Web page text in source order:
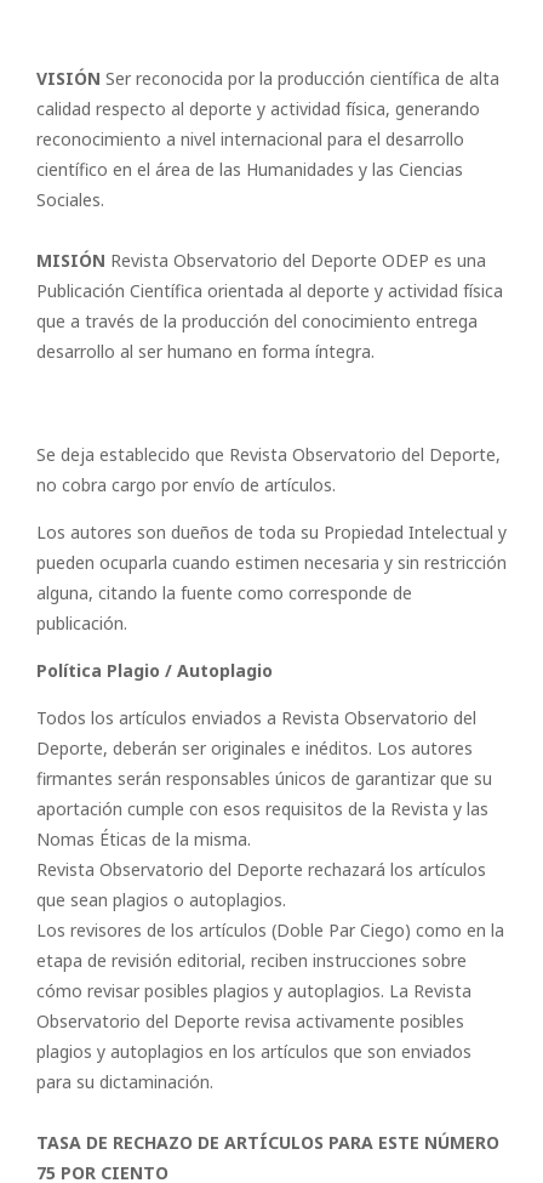
VISIÓN Ser reconocida por la producción científica de alta
calidad respecto al deporte y actividad física, generando
reconocimiento a nivel internacional para el desarrollo
científico en el área de las Humanidades y las Ciencias
Sociales.
MISIÓN Revista Observatorio del Deporte ODEP es una
Publicación Científica orientada al deporte y actividad física
que a través de la producción del conocimiento entrega
desarrollo al ser humano en forma íntegra.
Se deja establecido que Revista Observatorio del Deporte,
no cobra cargo por envío de artículos.
Los autores son dueños de toda su Propiedad Intelectual y
pueden ocuparla cuando estimen necesaria y sin restricción
alguna, citando la fuente como corresponde de
publicación.
Política Plagio / Autoplagio
Todos los artículos enviados a Revista Observatorio del
Deporte, deberán ser originales e inéditos. Los autores
firmantes serán responsables únicos de garantizar que su
aportación cumple con esos requisitos de la Revista y las
Nomas Éticas de la misma.
Revista Observatorio del Deporte rechazará los artículos
que sean plagios o autoplagios.
Los revisores de los artículos (Doble Par Ciego) como en la
etapa de revisión editorial, reciben instrucciones sobre
cómo revisar posibles plagios y autoplagios. La Revista
Observatorio del Deporte revisa activamente posibles
plagios y autoplagios en los artículos que son enviados
para su dictaminación.
TASA DE RECHAZO DE ARTÍCULOS PARA ESTE NÚMERO
75 POR CIENTO